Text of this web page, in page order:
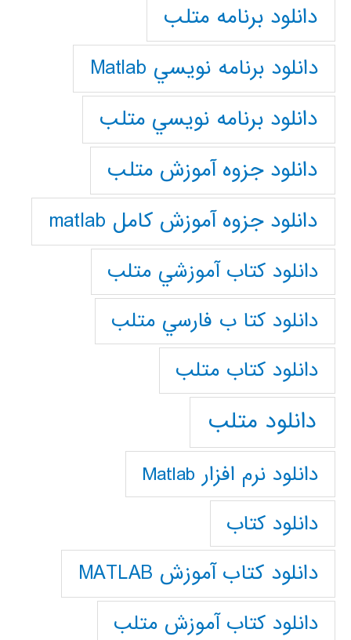
دانلود برنامه متلب
دانلود برنامه نويسي Matlab
دانلود برنامه نويسي متلب
دانلود جزوه آموزش متلب
دانلود جزوه آموزش کامل matlab
دانلود كتاب آموزشي متلب
دانلود كتا ب فارسي متلب
دانلود كتاب متلب
دانلود متلب
دانلود نرم افزار Matlab
دانلود کتاب
دانلود کتاب آموزش MATLAB
دانلود کتاب آموزش متلب